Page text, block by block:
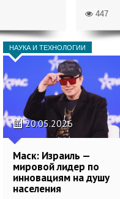
447
НАУКА И ТЕХНОЛОГИИ
20.05.2026
Маск: Израиль —
мировой лидер по
инновациям на душу
населения